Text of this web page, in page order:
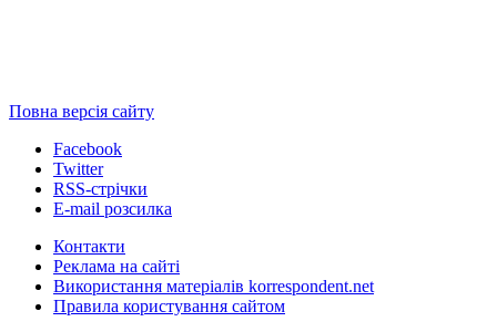
Повна версія сайту
Facebook
Twitter
RSS-стрічки
E-mail розсилка
Контакти
Реклама на сайті
Використання матеріалів korrespondent.net
Правила користування сайтом